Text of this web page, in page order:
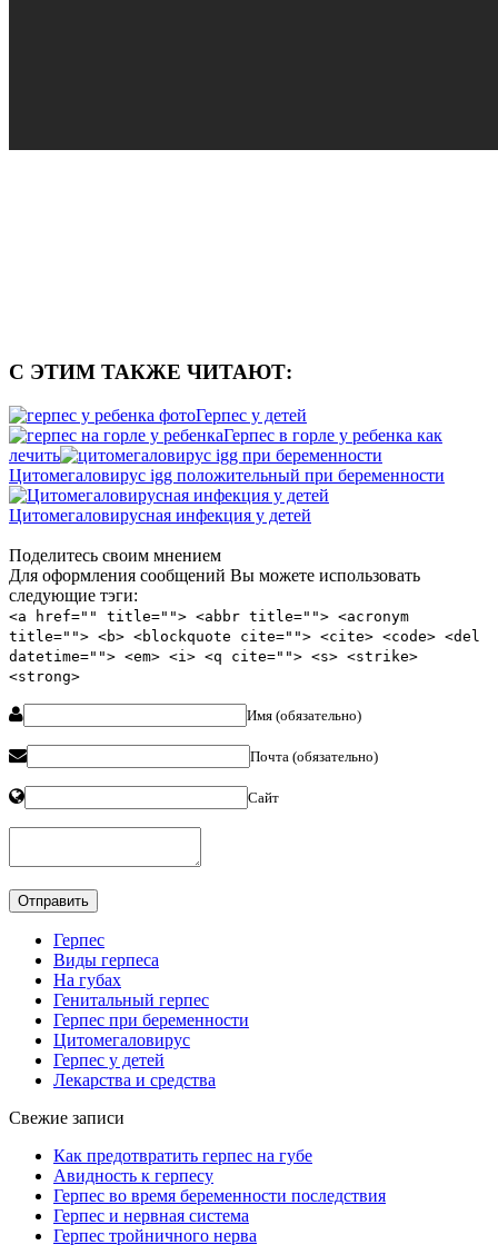
С ЭТИМ ТАКЖЕ ЧИТАЮТ:
Герпес у детей
Герпес в горле у ребенка как
лечить
Цитомегаловирус igg положительный при беременности
Цитомегаловирусная инфекция у детей
Поделитесь своим мнением
Для оформления сообщений Вы можете использовать
следующие тэги:
<a href="" title=""> <abbr title=""> <acronym
title=""> <b> <blockquote cite=""> <cite> <code> <del
datetime=""> <em> <i> <q cite=""> <s> <strike>
<strong>
Имя (обязательно)
Почта (обязательно)
Сайт
Герпес
Виды герпеса
На губах
Генитальный герпес
Герпес при беременности
Цитомегаловирус
Герпес у детей
Лекарства и средства
Свежие записи
Как предотвратить герпес на губе
Авидность к герпесу
Герпес во время беременности последствия
Герпес и нервная система
Герпес тройничного нерва